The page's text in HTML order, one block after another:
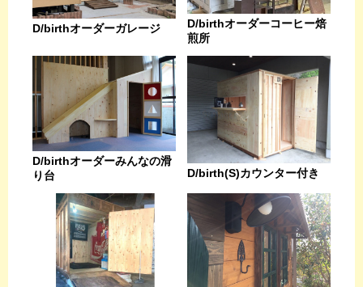
D/birthオーダーガレージ
D/birthオーダーコーヒー焙
煎所
D/birthオーダーみんなの滑
り台
D/birth(S)カウンター付き